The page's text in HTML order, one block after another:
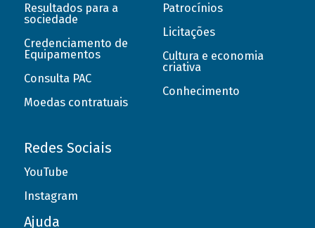
Resultados para a
sociedade
Credenciamento de
Equipamentos
Consulta PAC
Moedas contratuais
Patrocínios
Licitações
Cultura e economia
criativa
Conhecimento
Redes Sociais
YouTube
Instagram
Ajuda